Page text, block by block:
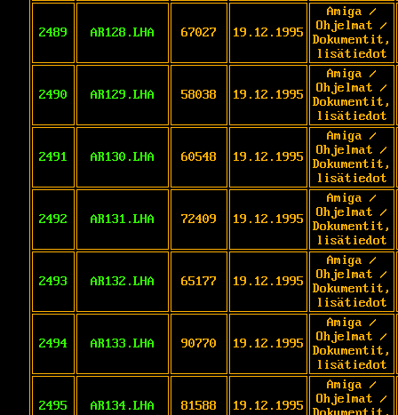
2489 AR128.LHA 67027 19.12.1995
Amiga /
Ohjelmat /
Dokumentit,
lisätiedot
2490 AR129.LHA 58038 19.12.1995
Amiga /
Ohjelmat /
Dokumentit,
lisätiedot
2491 AR130.LHA 60548 19.12.1995
Amiga /
Ohjelmat /
Dokumentit,
lisätiedot
2492 AR131.LHA 72409 19.12.1995
Amiga /
Ohjelmat /
Dokumentit,
lisätiedot
2493 AR132.LHA 65177 19.12.1995
Amiga /
Ohjelmat /
Dokumentit,
lisätiedot
2494 AR133.LHA 90770 19.12.1995
Amiga /
Ohjelmat /
Dokumentit,
lisätiedot
2495 AR134.LHA 81588 19.12.1995
Amiga /
Ohjelmat /